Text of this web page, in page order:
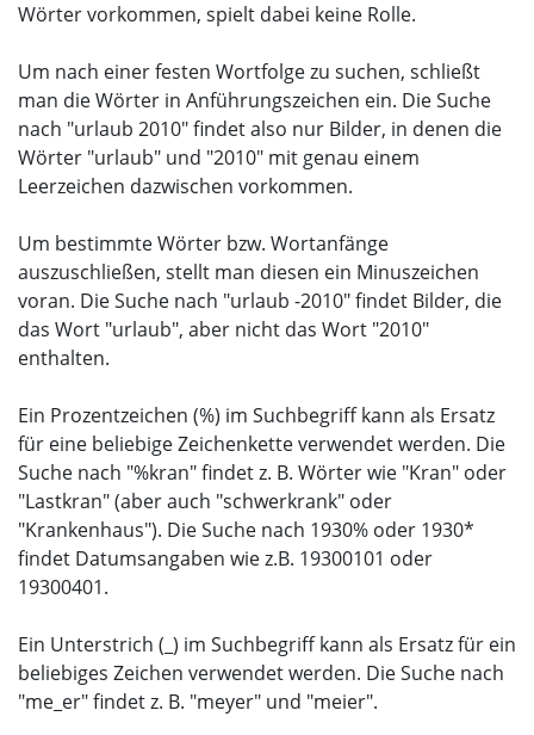
Wörter vorkommen, spielt dabei keine Rolle.
Um nach einer festen Wortfolge zu suchen, schließt
man die Wörter in Anführungszeichen ein. Die Suche
nach "urlaub 2010" findet also nur Bilder, in denen die
Wörter "urlaub" und "2010" mit genau einem
Leerzeichen dazwischen vorkommen.
Um bestimmte Wörter bzw. Wortanfänge
auszuschließen, stellt man diesen ein Minuszeichen
voran. Die Suche nach "urlaub -2010" findet Bilder, die
das Wort "urlaub", aber nicht das Wort "2010"
enthalten.
Ein Prozentzeichen (%) im Suchbegriff kann als Ersatz
für eine beliebige Zeichenkette verwendet werden. Die
Suche nach "%kran" findet z. B. Wörter wie "Kran" oder
"Lastkran" (aber auch "schwerkrank" oder
"Krankenhaus"). Die Suche nach 1930% oder 1930*
findet Datumsangaben wie z.B. 19300101 oder
19300401.
Ein Unterstrich (_) im Suchbegriff kann als Ersatz für ein
beliebiges Zeichen verwendet werden. Die Suche nach
"me_er" findet z. B. "meyer" und "meier".